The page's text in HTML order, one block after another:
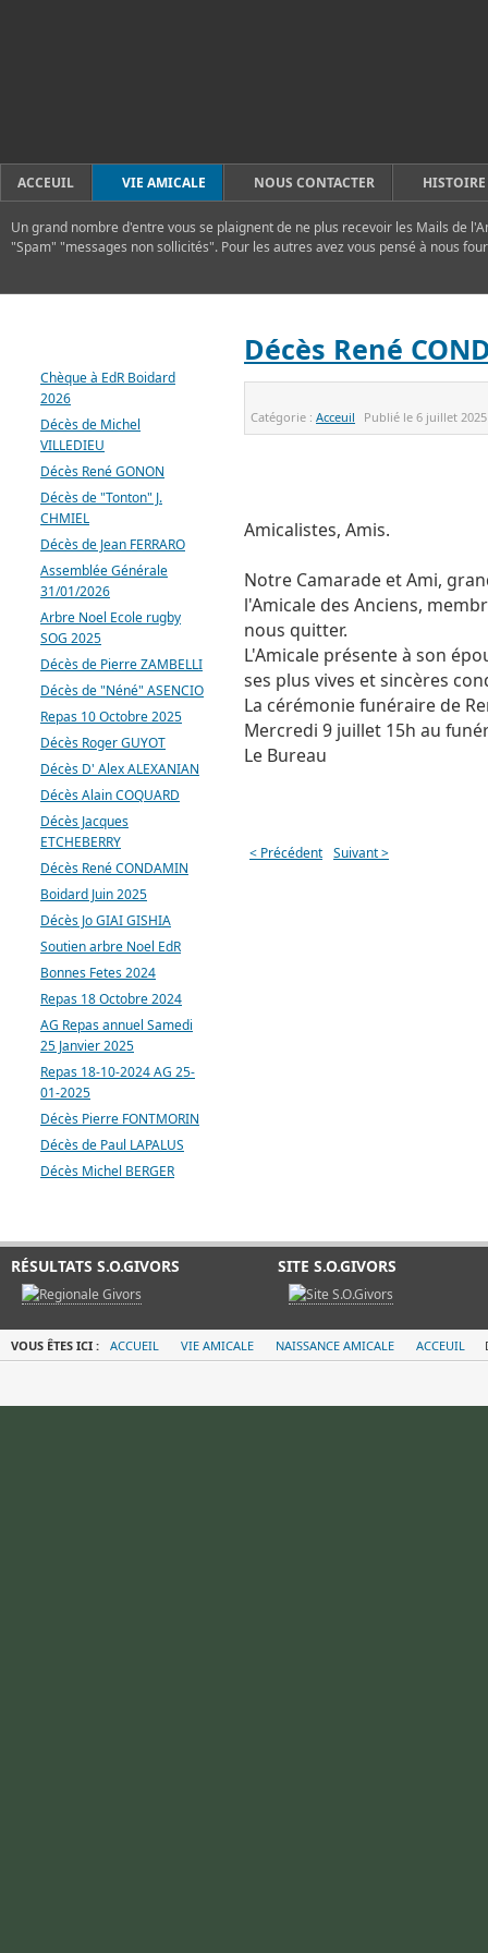
ACCEUIL VIE AMICALE NOUS CONTACTER
Un grand nombre d'entre vous se plaignent de ne plus recevoir les Mails de
"Spam" "messages non sollicités". Pour les autres avez vous pensé à nous
Décès René
Catégorie :Acceuil Publié le6 juillet 2025
Amicalistes, Amis.
Notre Camarade et Ami,
l'Amicale des Anciens,
nous quitter.
L'Amicale présente à son
ses plus vives et sincères
La cérémonie funéraire de
Mercredi 9 juillet 15h au
Le Bureau
< Précédent Suivant >
Chèque à EdR Boidard
2026
Décès de Michel
VILLEDIEU
Décès René GONON
Décès de "Tonton" J.
CHMIEL
Décès de Jean FERRARO
Assemblée Générale
31/01/2026
Arbre Noel Ecole rugby
SOG 2025
Décès de Pierre ZAMBELLI
Décès de "Néné" ASENCIO
Repas 10 Octobre 2025
Décès Roger GUYOT
Décès D' Alex ALEXANIAN
Décès Alain COQUARD
Décès Jacques
ETCHEBERRY
Décès René CONDAMIN
Boidard Juin 2025
Décès Jo GIAI GISHIA
Soutien arbre Noel EdR
Bonnes Fetes 2024
Repas 18 Octobre 2024
AG Repas annuel Samedi
25 Janvier 2025
Repas 18-10-2024 AG 25-
01-2025
Décès Pierre FONTMORIN
Décès de Paul LAPALUS
Décès Michel BERGER
RÉSULTATS S.O.GIVORS SITE S.O.GIVORS
VOUS ÊTES ICI : ACCUEIL VIE AMICALE NAISSANCE AMICALE ACCEUIL